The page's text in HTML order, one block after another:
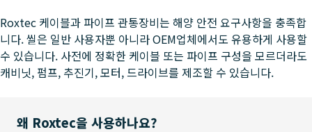
Roxtec 케이블과 파이프 관통장비는 해양 안전 요구사항을 충족합
니다. 씰은 일반 사용자뿐 아니라 OEM업체에서도 유용하게 사용할
수 있습니다. 사전에 정확한 케이블 또는 파이프 구성을 모르더라도
캐비닛, 펌프, 추진기, 모터, 드라이브를 제조할 수 있습니다.
왜 Roxtec을 사용하나요?